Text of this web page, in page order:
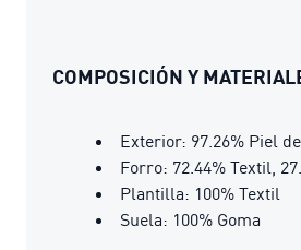
COMPOSICIÓN Y
Exterior: 97.26% Piel
Forro: 72.44% Textil,
Plantilla: 100% Textil
Suela: 100% Goma